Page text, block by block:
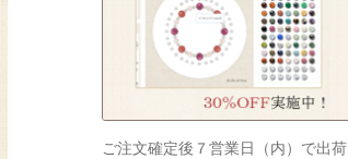
ご注文確定後７営業日（内）で出荷